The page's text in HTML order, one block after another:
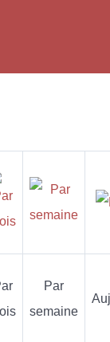
Par
semaine